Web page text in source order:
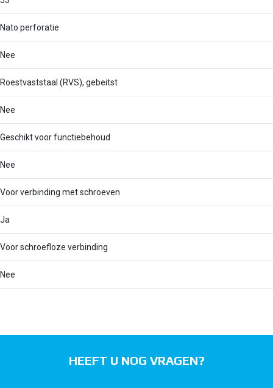
Nato perforatie
Nee
Roestvaststaal (RVS), gebeitst
Nee
Geschikt voor functiebehoud
Nee
Voor verbinding met schroeven
Ja
Voor schroefloze verbinding
Nee
HEEFT U NOG VRAGEN?